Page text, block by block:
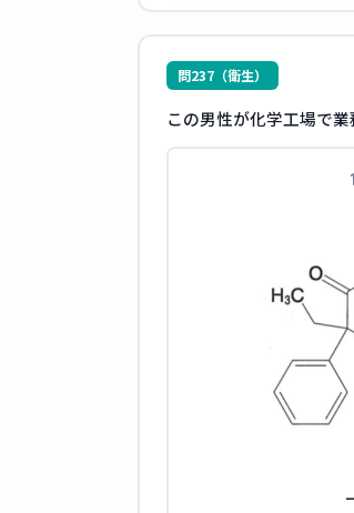
問237（衛生）
この男性が化学工場で
1